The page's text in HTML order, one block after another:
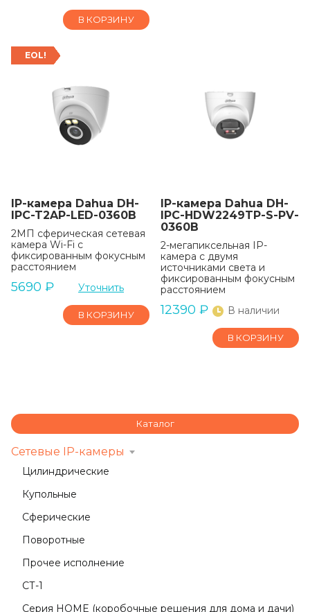
В КОРЗИНУ
EOL!
IP-камера Dahua DH-
IPC-T2AP-LED-0360B
2МП сферическая сетевая
камера Wi-Fi с
фиксированным фокусным
расстоянием
5690 ₽ Уточнить
В КОРЗИНУ
IP-камера Dahua DH-
IPC-HDW2249TP-S-PV-
0360B
2-мегапиксельная IP-
камера с двумя
источниками света и
фиксированным фокусным
расстоянием
12390 ₽ В наличии
В КОРЗИНУ
Каталог
Сетевые IP-камеры
Цилиндрические
Купольные
Сферические
Поворотные
Прочее исполнение
СТ-1
Серия HOME (коробочные решения для дома и дачи)